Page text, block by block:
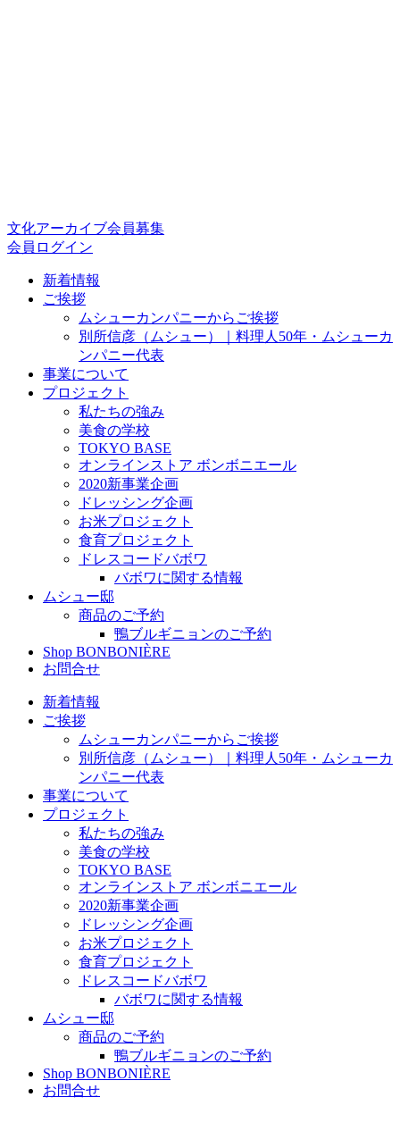
文化アーカイブ会員募集
会員ログイン
新着情報
ご挨拶
ムシューカンパニーからご挨拶
別所信彦（ムシュー）｜料理人50年・ムシューカ
ンパニー代表
事業について
プロジェクト
私たちの強み
美食の学校
TOKYO BASE
オンラインストア ボンボニエール
2020新事業企画
ドレッシング企画
お米プロジェクト
食育プロジェクト
ドレスコードバボワ
バボワに関する情報
ムシュー邸
商品のご予約
鴨ブルギニョンのご予約
Shop BONBONIÈRE
お問合せ
新着情報
ご挨拶
ムシューカンパニーからご挨拶
別所信彦（ムシュー）｜料理人50年・ムシューカ
ンパニー代表
事業について
プロジェクト
私たちの強み
美食の学校
TOKYO BASE
オンラインストア ボンボニエール
2020新事業企画
ドレッシング企画
お米プロジェクト
食育プロジェクト
ドレスコードバボワ
バボワに関する情報
ムシュー邸
商品のご予約
鴨ブルギニョンのご予約
Shop BONBONIÈRE
お問合せ